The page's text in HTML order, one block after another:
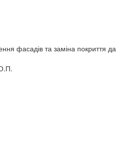
фасадів та заміна покриття